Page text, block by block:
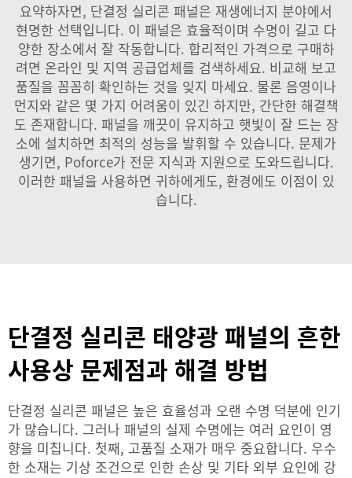
요약하자면, 단결정 실리콘 패널은 재생에너지 분야에서
현명한 선택입니다. 이 패널은 효율적이며 수명이 길고 다
양한 장소에서 잘 작동합니다. 합리적인 가격으로 구매하
려면 온라인 및 지역 공급업체를 검색하세요. 비교해 보고
품질을 꼼꼼히 확인하는 것을 잊지 마세요. 물론 음영이나
먼지와 같은 몇 가지 어려움이 있긴 하지만, 간단한 해결책
도 존재합니다. 패널을 깨끗이 유지하고 햇빛이 잘 드는 장
소에 설치하면 최적의 성능을 발휘할 수 있습니다. 문제가
생기면, Poforce가 전문 지식과 지원으로 도와드립니다.
이러한 패널을 사용하면 귀하에게도, 환경에도 이점이 있
습니다.
단결정 실리콘 태양광 패널의 흔한
사용상 문제점과 해결 방법
단결정 실리콘 패널은 높은 효율성과 오랜 수명 덕분에 인기
가 많습니다. 그러나 패널의 실제 수명에는 여러 요인이 영
향을 미칩니다. 첫째, 고품질 소재가 매우 중요합니다. 우수
한 소재는 기상 조건으로 인한 손상 및 기타 외부 요인에 강